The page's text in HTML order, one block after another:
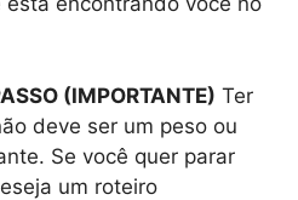
(IMPORTANTE) Ter
deve ser um peso ou
Se você quer parar
um roteiro